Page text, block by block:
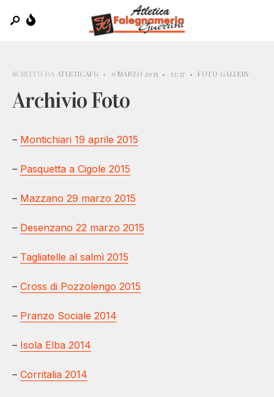
SCRITTO DA ATLETICAFG • 9 MARZO 2015 • 12:37 • FOTO GALLERY
Archivio Foto
– Montichiari 19 aprile 2015
– Pasquetta a Cigole 2015
– Mazzano 29 marzo 2015
– Desenzano 22 marzo 2015
– Tagliatelle al salmì 2015
– Cross di Pozzolengo 2015
– Pranzo Sociale 2014
– Isola Elba 2014
– Corritalia 2014